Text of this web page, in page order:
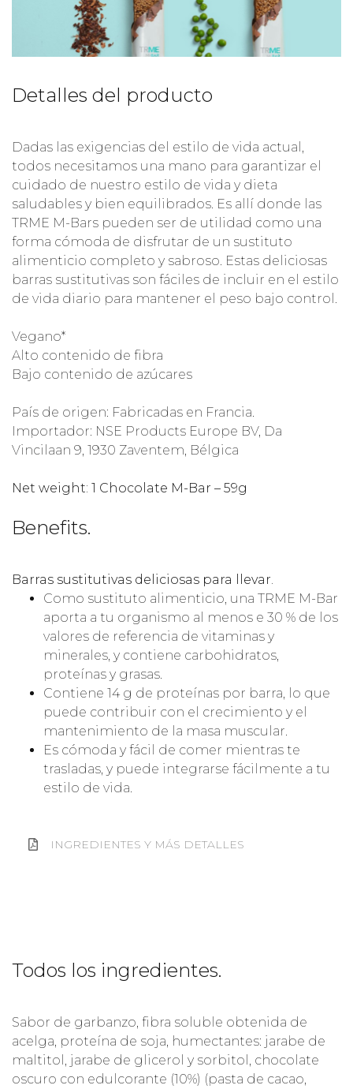
Detalles del producto
Dadas las exigencias del estilo de vida actual,
todos necesitamos una mano para garantizar el
cuidado de nuestro estilo de vida y dieta
saludables y bien equilibrados. Es allí donde las
TRME M-Bars pueden ser de utilidad como una
forma cómoda de disfrutar de un sustituto
alimenticio completo y sabroso. Estas deliciosas
barras sustitutivas son fáciles de incluir en el estilo
de vida diario para mantener el peso bajo control.
Vegano*
Alto contenido de fibra
Bajo contenido de azúcares
País de origen: Fabricadas en Francia.
Importador: NSE Products Europe BV, Da
Vincilaan 9, 1930 Zaventem, Bélgica
Net weight: 1 Chocolate M-Bar – 59g
Benefits.
Barras sustitutivas deliciosas para llevar.
Como sustituto alimenticio, una TRME M-Bar
aporta a tu organismo al menos e 30 % de los
valores de referencia de vitaminas y
minerales, y contiene carbohidratos,
proteínas y grasas.
Contiene 14 g de proteínas por barra, lo que
puede contribuir con el crecimiento y el
mantenimiento de la masa muscular.
Es cómoda y fácil de comer mientras te
trasladas, y puede integrarse fácilmente a tu
estilo de vida.
INGREDIENTES Y MÁS DETALLES
Todos los ingredientes.
Sabor de garbanzo, fibra soluble obtenida de
acelga, proteína de soja, humectantes: jarabe de
maltitol, jarabe de glicerol y sorbitol, chocolate
oscuro con edulcorante (10%) (pasta de cacao,